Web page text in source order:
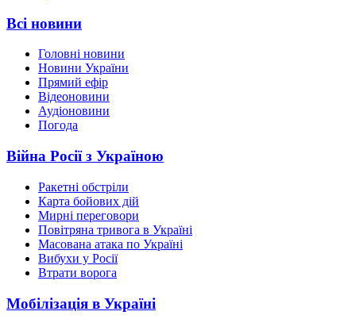
Всі новини
Головні новини
Новини України
Прямий ефір
Відеоновини
Аудіоновини
Погода
Війна Росії з Україною
Ракетні обстріли
Карта бойових дій
Мирні переговори
Повітряна тривога в Україні
Масована атака по Україні
Вибухи у Росії
Втрати ворога
Мобілізація в Україні